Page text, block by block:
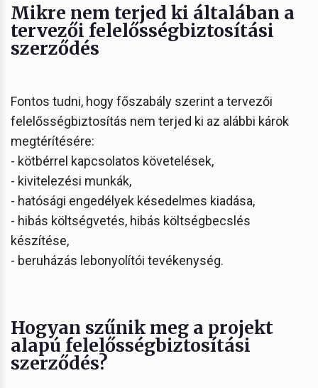
Mikre nem terjed ki általában a
tervezői felelősségbiztosítási
szerződés
Fontos tudni, hogy főszabály szerint a tervezői
felelősségbiztosítás nem terjed ki az alábbi károk
megtérítésére:
- kötbérrel kapcsolatos követelések,
- kivitelezési munkák,
- hatósági engedélyek késedelmes kiadása,
- hibás költségvetés, hibás költségbecslés
készítése,
- beruházás lebonyolítói tevékenység.
Hogyan szűnik meg a projekt
alapú felelősségbiztosítási
szerződés?